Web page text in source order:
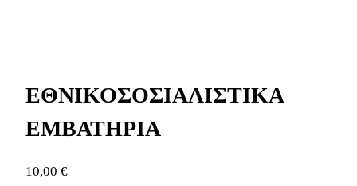
ΕΘΝΙΚΟΣΟΣΙΑΛΙΣΤΙΚΑ
ΕΜΒΑΤΗΡΙΑ
10,00 €